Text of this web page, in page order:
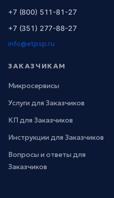
+7 (800) 511-81-27
+7 (351) 277-88-27
info@etpsp.ru
ЗАКАЗЧИКАМ
Микросервисы
Услуги для Заказчиков
КП для Заказчиков
Инструкции для Заказчиков
Вопросы и ответы для
Заказчиков